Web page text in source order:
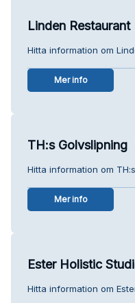
Linden Restaurant
Hitta information om
Mer info
TH:s Golvslipning
Hitta information om
Mer info
Ester Holistic
Hitta information om